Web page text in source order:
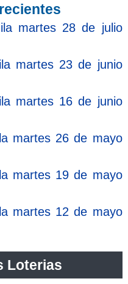
martes 28 de julio
martes 23 de junio
martes 16 de junio
martes 26 de mayo
martes 19 de mayo
martes 12 de mayo
Loterias